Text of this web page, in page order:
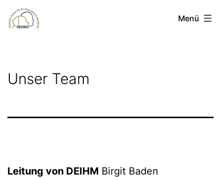
Zum
Inhalt
deihm.de Menü
Unser Team
Leitung von DEIHM Birgit Baden